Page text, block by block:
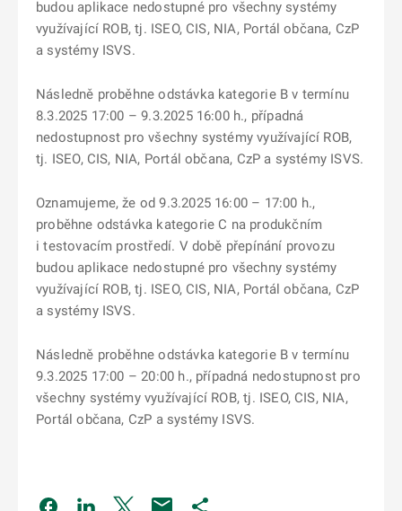
budou aplikace nedostupné pro všechny systémy
využívající ROB, tj. ISEO, CIS, NIA, Portál občana, CzP
a systémy ISVS.
Následně proběhne odstávka kategorie B v termínu
8.3.2025 17:00 – 9.3.2025 16:00 h., případná
nedostupnost pro všechny systémy využívající ROB,
tj. ISEO, CIS, NIA, Portál občana, CzP a systémy ISVS.
Oznamujeme, že od 9.3.2025 16:00 – 17:00 h.,
proběhne odstávka kategorie C na produkčním
i testovacím prostředí. V době přepínání provozu
budou aplikace nedostupné pro všechny systémy
využívající ROB, tj. ISEO, CIS, NIA, Portál občana, CzP
a systémy ISVS.
Následně proběhne odstávka kategorie B v termínu
9.3.2025 17:00 – 20:00 h., případná nedostupnost pro
všechny systémy využívající ROB, tj. ISEO, CIS, NIA,
Portál občana, CzP a systémy ISVS.
Odkaz se otevře na nové kartě
Odkaz se otevře na nové kartě
Odkaz se otevře na nové kartě